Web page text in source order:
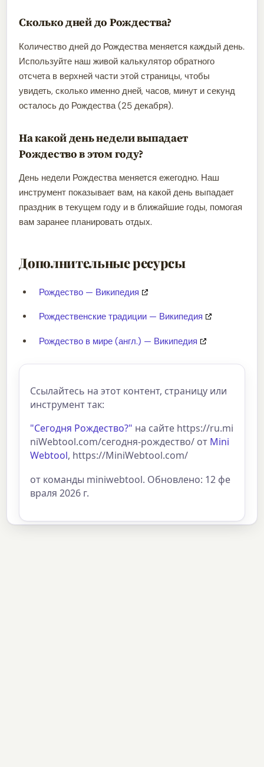
Сколько дней до Рождества?
Количество дней до Рождества меняется каждый день.
Используйте наш живой калькулятор обратного
отсчета в верхней части этой страницы, чтобы
увидеть, сколько именно дней, часов, минут и секунд
осталось до Рождества (25 декабря).
На какой день недели выпадает
Рождество в этом году?
День недели Рождества меняется ежегодно. Наш
инструмент показывает вам, на какой день выпадает
праздник в текущем году и в ближайшие годы, помогая
вам заранее планировать отдых.
Дополнительные ресурсы
Рождество — Википедия
Рождественские традиции — Википедия
Рождество в мире (англ.) — Википедия
Ссылайтесь на этот контент, страницу или
инструмент так:
"Сегодня Рождество?" на сайте https://ru.mi
niWebtool.com/сегодня-рождество/ от Mini
Webtool, https://MiniWebtool.com/
от команды miniwebtool. Обновлено: 12 фе
враля 2026 г.